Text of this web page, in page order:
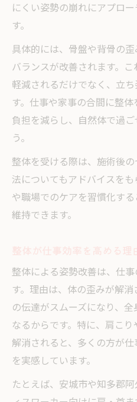
にくい姿勢の崩れにアプロ
す。
具体的には、骨盤や背骨の
バランスが改善されます。
軽減されるだけでなく、立
す。仕事や家事の合間に整
負担を減らし、自然体で過
う。
整体を受ける際は、施術後
法についてもアドバイスを
や職場でのケアを習慣化す
維持できます。
整体による姿勢改善は、仕
す。理由は、体の歪みが解
の伝達がスムーズになり、
なるからです。特に、肩こ
解消されると、多くの方が
を実感しています。
たとえば、安城市や知多郡